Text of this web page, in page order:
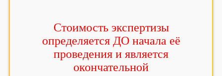
Стоимость экспертизы
определяется ДО начала её
проведения и является
окончательной